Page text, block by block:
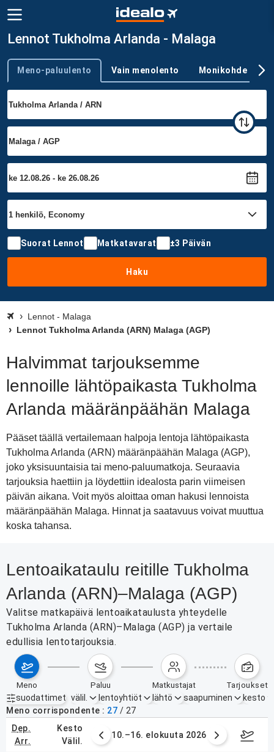
Lennot Tukholma Arlanda - Malaga
Trip type
Meno-paluulento Vain menolento Monikohde
Suorat Lennot Matkatavarat ±3 Päivän
Haku
Lennot - Malaga
Lennot Tukholma Arlanda (ARN) Malaga (AGP)
Halvimmat tarjouksemme
lennoille lähtöpaikasta Tukholma
Arlanda määränpäähän Malaga
Pääset täällä vertailemaan halpoja lentoja lähtöpaikasta
Tukholma Arlanda (ARN) määränpäähän Malaga (AGP),
joko yksisuuntaisia tai meno-paluumatkoja. Seuraavia
tarjouksia haettiin ja löydettiin idealosta parin viimeisen
päivän aikana. Voit myös aloittaa oman hakusi lennoista
määränpäähän Malaga. Hinnat ja saatavuus voivat muuttua
koska tahansa.
Lentoaikataulu reitille Tukholma
Arlanda (ARN)–Malaga (AGP)
Valitse matkapäivä lentoaikataulusta yhteydelle
Tukholma Arlanda (ARN)–Malaga (AGP) ja vertaile
edullisia lentotarjouksia.
meno paluu matkustajat tarjoukset
suodattimet
Aktiiviset suodattimet ei mitään
välil. lentoyhtiöt lähtö saapuminen
kesto
Meno corrispondente
27 / 27
dep.
arr.
kesto
välil.
elokuuta 2026 10.–16. elokuuta 2026